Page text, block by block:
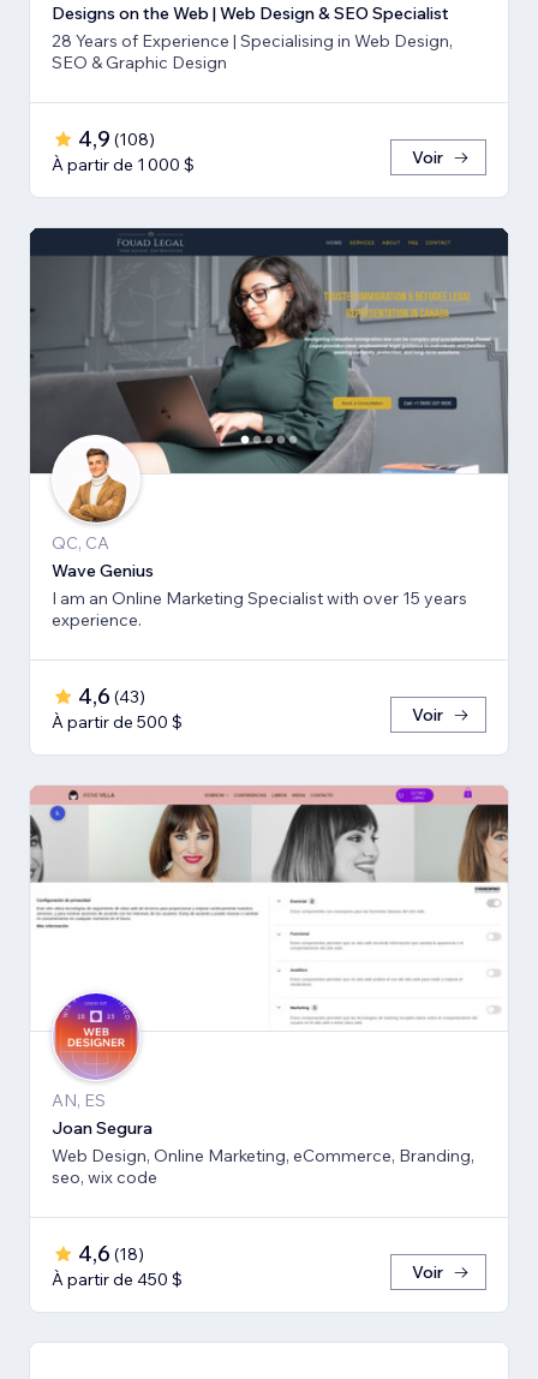
Designs on the Web | Web Design & SEO Specialist
28 Years of Experience | Specialising in Web Design,
SEO & Graphic Design
4,9 (108)
À partir de 1 000 $
Voir
QC, CA
Wave Genius
I am an Online Marketing Specialist with over 15 years
experience.
4,6 (43)
À partir de 500 $
Voir
AN, ES
Joan Segura
Web Design, Online Marketing, eCommerce, Branding,
seo, wix code
4,6 (18)
À partir de 450 $
Voir